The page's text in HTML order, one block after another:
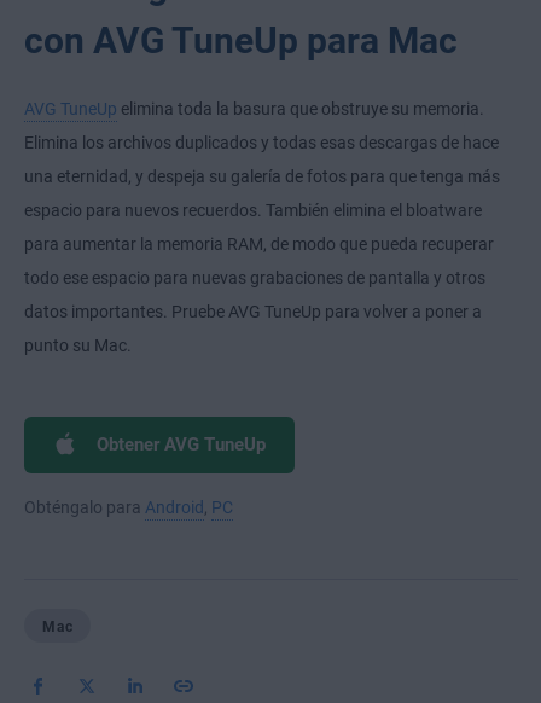
con AVG TuneUp para Mac
AVG TuneUp elimina toda la basura que obstruye su memoria.
Elimina los archivos duplicados y todas esas descargas de hace
una eternidad, y despeja su galería de fotos para que tenga más
espacio para nuevos recuerdos. También elimina el bloatware
para aumentar la memoria RAM, de modo que pueda recuperar
todo ese espacio para nuevas grabaciones de pantalla y otros
datos importantes. Pruebe AVG TuneUp para volver a poner a
punto su Mac.
Obtener AVG TuneUp
Obténgalo para Android PC
Mac